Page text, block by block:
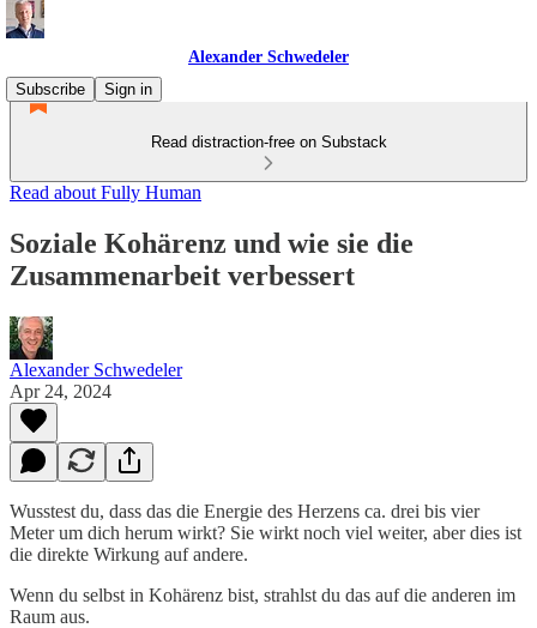
Alexander Schwedeler
Subscribe
Sign in
Read distraction-free on Substack
Read about Fully Human
Soziale Kohärenz und wie sie die
Zusammenarbeit verbessert
Alexander Schwedeler
Apr 24, 2024
Wusstest du, dass das die Energie des Herzens ca. drei bis vier
Meter um dich herum wirkt? Sie wirkt noch viel weiter, aber dies ist
die direkte Wirkung auf andere.
Wenn du selbst in Kohärenz bist, strahlst du das auf die anderen im
Raum aus.